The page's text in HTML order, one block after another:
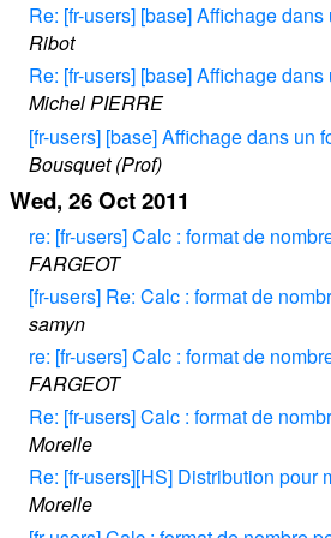
Re: [fr-users] [base] Affichage
Ribot
Re: [fr-users] [base] Affichage
Michel PIERRE
[fr-users] [base] Affichage dans un
Bousquet (Prof)
Wed, 26 Oct 2011
re: [fr-users] Calc : format de
FARGEOT
[fr-users] Re: Calc : format de
samyn
re: [fr-users] Calc : format de
FARGEOT
Re: [fr-users] Calc : format de
Morelle
Re: [fr-users][HS] Distribution pour
Morelle